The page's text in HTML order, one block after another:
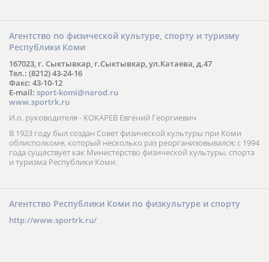
Агентство по физической культуре, спорту и туризму
Республики Коми
167023, г. Сыктывкар, г.Сыктывкар, ул.Катаева, д.47
Тел.: (8212) 43-24-16
Факс: 43-10-12
E-mail: sport-komi@narod.ru
www.sportrk.ru
И.о. руководителя - КОКАРЕВ Евгений Георгиевич
В 1923 году был создан Совет физической культуры при Коми
облисполкоме, который несколько раз реорганизовывался; с 1994
года существует как Министерство физической культуры, спорта
и туризма Республики Коми.
Агентство Республики Коми по физкультуре и спорту
http://www.sportrk.ru/